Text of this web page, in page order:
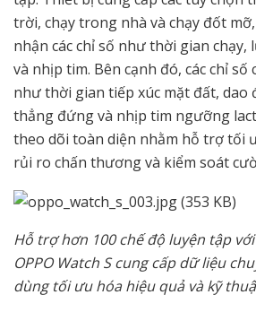
trời, chạy trong nhà và chạy đốt
nhận các chỉ số như thời gian chạy,
và nhịp tim. Bên cạnh đó, các chỉ số
như thời gian tiếp xúc mặt đất,
thẳng đứng và nhịp tim ngưỡng
theo dõi toàn diện nhằm hỗ trợ tối
rủi ro chấn thương và kiểm soát
Hỗ trợ hơn 100 chế độ luyện tập
OPPO Watch S cung cấp dữ liệu
dùng tối ưu hóa hiệu quả và kỹ